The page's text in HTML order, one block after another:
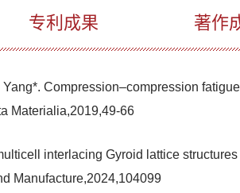
专利成果 著作
Compression–compression
Materialia,2019,49-66
interlacing Gyroid lattice
Manufacture,2024,104099